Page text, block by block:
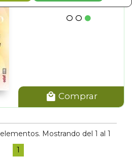
Comprar
elementos. Mostrando del 1 al 1
1